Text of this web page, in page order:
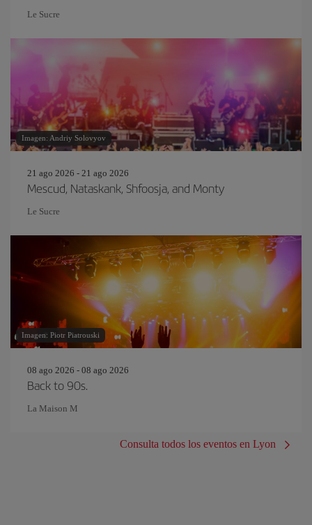
Le Sucre
Imagen: Andriy Solovyov
21 ago 2026 - 21 ago 2026
Mescud, Nataskank, Shfoosja, and Monty
Le Sucre
Imagen: Piotr Piatrouski
08 ago 2026 - 08 ago 2026
Back to 90s.
La Maison M
Consulta todos los eventos en Lyon